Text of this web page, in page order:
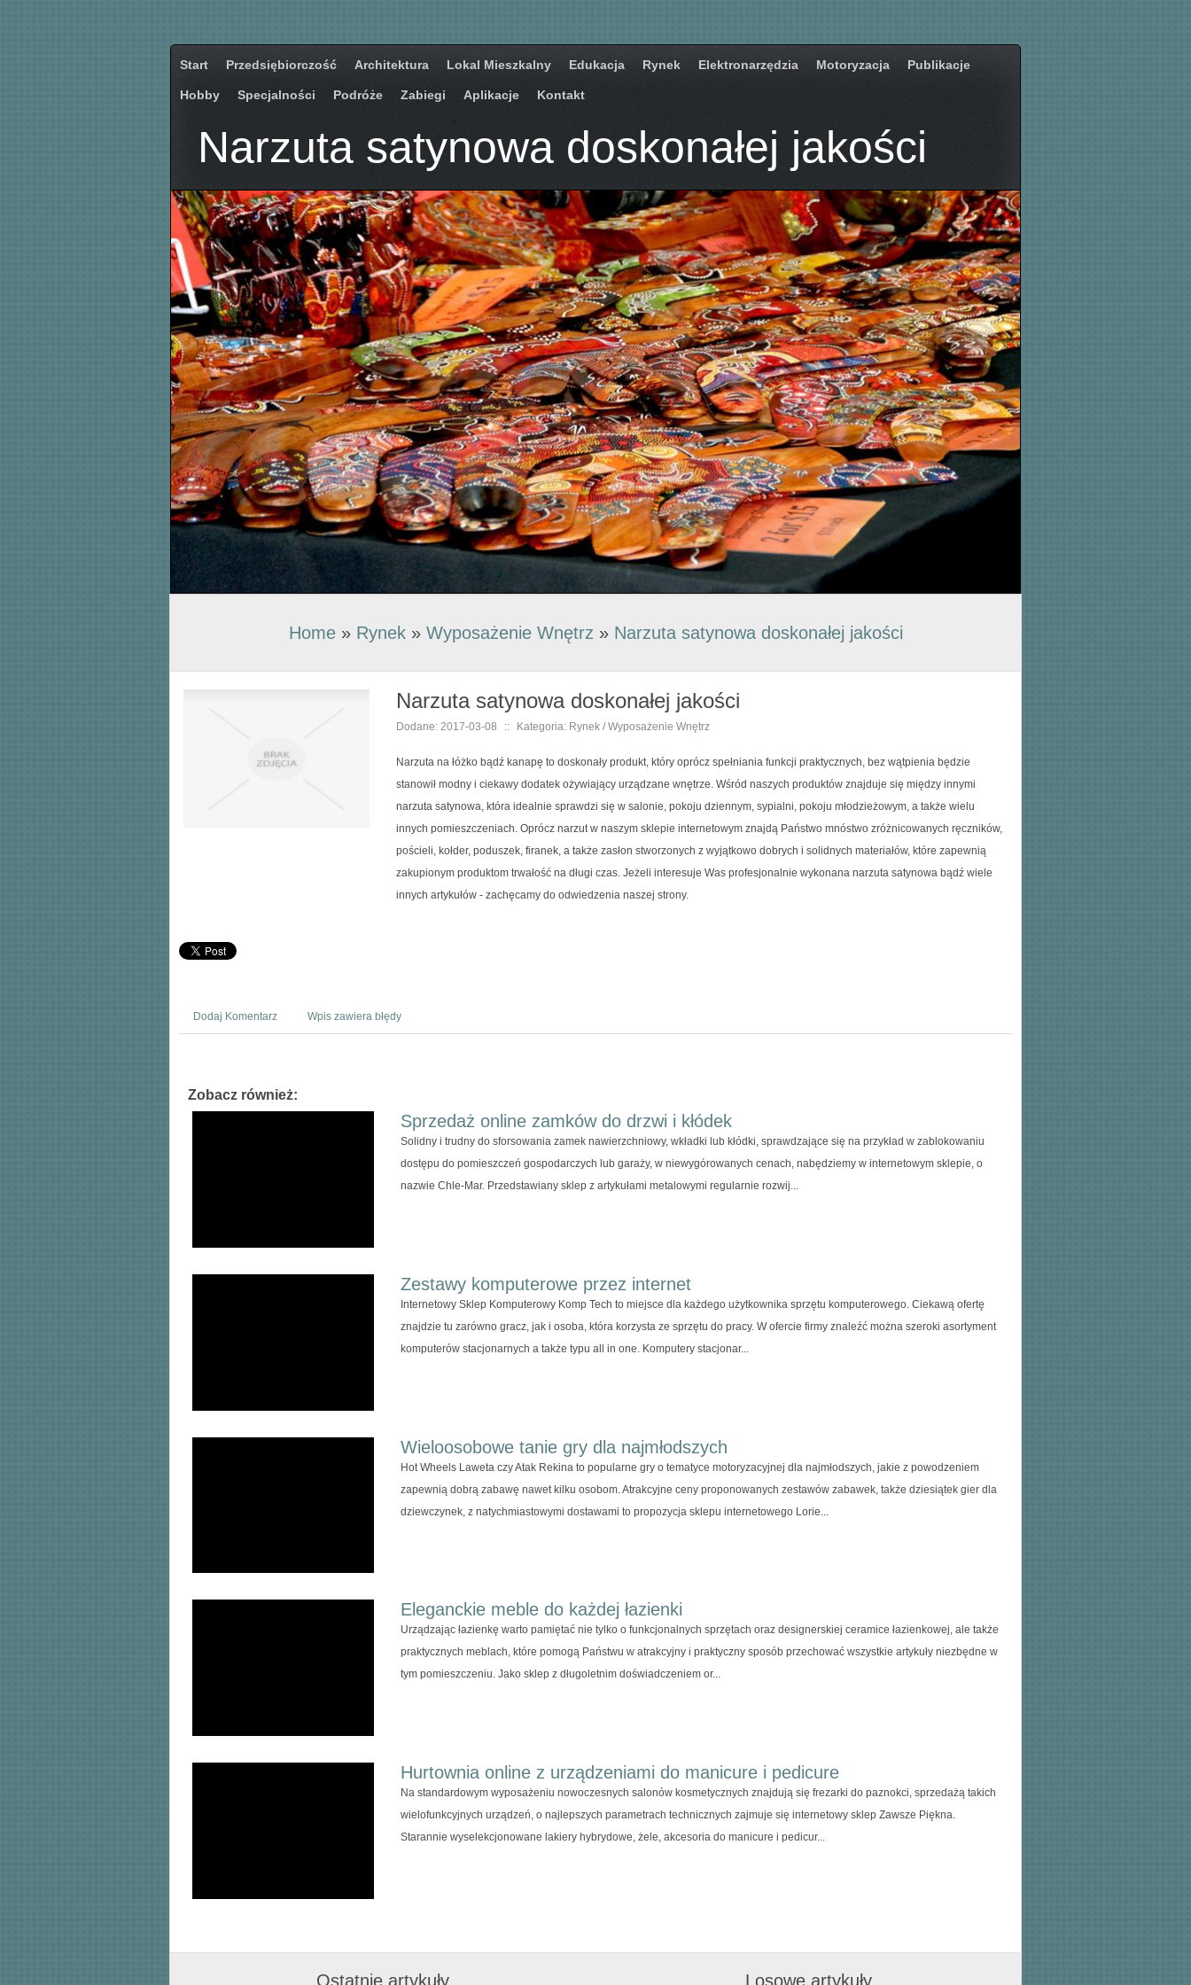
Start Przedsiębiorczość Architektura Lokal Mieszkalny Edukacja Rynek Elektronarzędzia Motoryzacja Publikacje
Hobby Specjalności Podróże Zabiegi Aplikacje Kontakt
Narzuta satynowa doskonałej jakości
Home» Rynek» Wyposażenie Wnętrz » Narzuta satynowa doskonałej jakości
Narzuta satynowa doskonałej jakości
Dodane: 2017-03-08 :: Kategoria: Rynek / Wyposażenie Wnętrz
Narzuta na łóżko bądź kanapę to doskonały produkt, który oprócz spełniania funkcji praktycznych, bez wątpienia będzie
stanowił modny i ciekawy dodatek ożywiający urządzane wnętrze. Wśród naszych produktów znajduje się między innymi
narzuta satynowa, która idealnie sprawdzi się w salonie, pokoju dziennym, sypialni, pokoju młodzieżowym, a także wielu
innych pomieszczeniach. Oprócz narzut w naszym sklepie internetowym znajdą Państwo mnóstwo zróżnicowanych ręczników,
pościeli, kołder, poduszek, firanek, a także zasłon stworzonych z wyjątkowo dobrych i solidnych materiałów, które zapewnią
zakupionym produktom trwałość na długi czas. Jeżeli interesuje Was profesjonalnie wykonana narzuta satynowa bądź wiele
innych artykułów - zachęcamy do odwiedzenia naszej strony.
Dodaj Komentarz Wpis zawiera błędy
Zobacz również:
Sprzedaż online zamków do drzwi i kłódek
Solidny i trudny do sforsowania zamek nawierzchniowy, wkładki lub kłódki, sprawdzające się na przykład w zablokowaniu
dostępu do pomieszczeń gospodarczych lub garaży, w niewygórowanych cenach, nabędziemy w internetowym sklepie, o
nazwie Chle-Mar. Przedstawiany sklep z artykułami metalowymi regularnie rozwij...
Zestawy komputerowe przez internet
Internetowy Sklep Komputerowy Komp Tech to miejsce dla każdego użytkownika sprzętu komputerowego. Ciekawą ofertę
znajdzie tu zarówno gracz, jak i osoba, która korzysta ze sprzętu do pracy. W ofercie firmy znaleźć można szeroki asortyment
komputerów stacjonarnych a także typu all in one. Komputery stacjonar...
Wieloosobowe tanie gry dla najmłodszych
Hot Wheels Laweta czy Atak Rekina to popularne gry o tematyce motoryzacyjnej dla najmłodszych, jakie z powodzeniem
zapewnią dobrą zabawę nawet kilku osobom. Atrakcyjne ceny proponowanych zestawów zabawek, także dziesiątek gier dla
dziewczynek, z natychmiastowymi dostawami to propozycja sklepu internetowego Lorie...
Eleganckie meble do każdej łazienki
Urządzając łazienkę warto pamiętać nie tylko o funkcjonalnych sprzętach oraz designerskiej ceramice łazienkowej, ale także
praktycznych meblach, które pomogą Państwu w atrakcyjny i praktyczny sposób przechować wszystkie artykuły niezbędne w
tym pomieszczeniu. Jako sklep z długoletnim doświadczeniem or...
Hurtownia online z urządzeniami do manicure i pedicure
Na standardowym wyposażeniu nowoczesnych salonów kosmetycznych znajdują się frezarki do paznokci, sprzedażą takich
wielofunkcyjnych urządzeń, o najlepszych parametrach technicznych zajmuje się internetowy sklep Zawsze Piękna.
Starannie wyselekcjonowane lakiery hybrydowe, żele, akcesoria do manicure i pedicur...
Ostatnie artykuły Losowe artykuły